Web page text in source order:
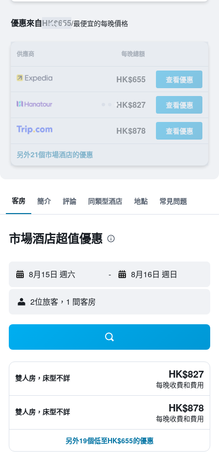
優惠來自HK$655/最便宜的每晚價格
供應商 每晚總額
HK$655 查看優惠
HK$827 查看優惠
HK$878 查看優惠
另外21個市場酒店​的優惠
客房 簡介 評論 同類型酒店 地點 常見問題
市場酒店超值優惠
8月15日 週六 - 8月16日 週日
2位旅客，1 間客房
雙人房，床型不詳 HK$827
每晚收費和費用
雙人房，床型不詳 HK$878
每晚收費和費用
另外19個低至HK$655的優惠